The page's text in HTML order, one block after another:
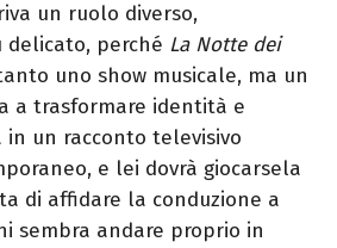
un ruolo diverso,
perché La Notte dei
uno show musicale, ma un
a trasformare identità e
un racconto televisivo
e lei dovrà giocarsela
di affidare la conduzione a
sembra andare proprio in